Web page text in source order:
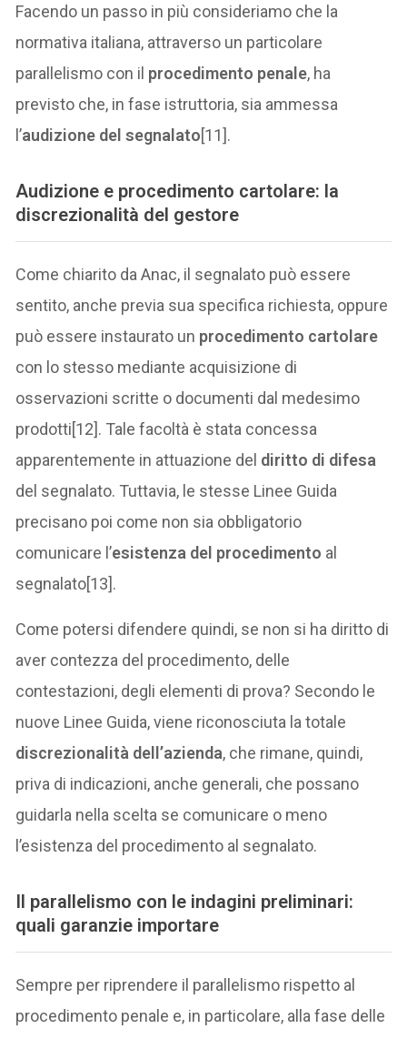
Facendo un passo in più consideriamo che la
normativa italiana, attraverso un particolare
parallelismo con il procedimento penale, ha
previsto che, in fase istruttoria, sia ammessa
l’audizione del segnalato[11].
Audizione e procedimento cartolare: la
discrezionalità del gestore
Come chiarito da Anac, il segnalato può essere
sentito, anche previa sua specifica richiesta, oppure
può essere instaurato un procedimento cartolare
con lo stesso mediante acquisizione di
osservazioni scritte o documenti dal medesimo
prodotti[12]. Tale facoltà è stata concessa
apparentemente in attuazione del diritto di difesa
del segnalato. Tuttavia, le stesse Linee Guida
precisano poi come non sia obbligatorio
comunicare l’esistenza del procedimento al
segnalato[13].
Come potersi difendere quindi, se non si ha diritto di
aver contezza del procedimento, delle
contestazioni, degli elementi di prova? Secondo le
nuove Linee Guida, viene riconosciuta la totale
discrezionalità dell’azienda, che rimane, quindi,
priva di indicazioni, anche generali, che possano
guidarla nella scelta se comunicare o meno
l’esistenza del procedimento al segnalato.
Il parallelismo con le indagini preliminari:
quali garanzie importare
Sempre per riprendere il parallelismo rispetto al
procedimento penale e, in particolare, alla fase delle